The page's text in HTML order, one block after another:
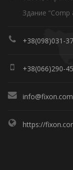
Здание “Comp
+38(098)031-
+38(066)290-
https://